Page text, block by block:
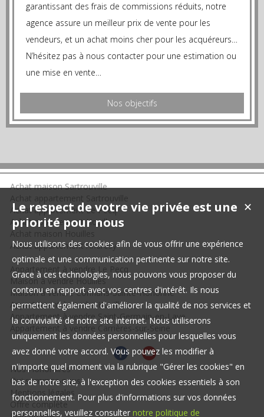
garantissant des frais de commissions réduits, notre
agence assure un meilleur prix de vente pour les
vendeurs, et un achat moins cher pour les acquéreurs…
N’hésitez pas à nous contacter pour une estimation ou
une mise en vente…
Nos objectifs
Achat maison Sartrouville
Achat appartement Le Pecq
Achat appartement Houilles
Achat maison Houilles
Achat appartement Andrésy
Appartement à vendre Le Pecq
Maison à vendre Houilles
Maison à vendre Conflans-Sainte-Honorine
Appartement à vendre Houilles
Appartement à vendre Saint-Germain-en-Laye
Nos Honoraires
Qui sommes-nous
Mentions légales
Offre complète
✕
Le respect de votre vie privée est une
priorité pour nous
Nous utilisons des cookies afin de vous offrir une expérience
optimale et une communication pertinente sur notre site.
Grace à ces technologies, nous pouvons vous proposer du
contenu en rapport avec vos centres d'intérêt. Ils nous
permettent également d'améliorer la qualité de nos services et
la convivialité de notre site internet. Nous utiliserons
uniquement les données personnelles pour lesquelles vous
avez donné votre accord. Vous pouvez les modifier à
n'importe quel moment via la rubrique "Gérer les cookies" en
bas de notre site, à l'exception des cookies essentiels à son
fonctionnement. Pour plus d'informations sur vos données
personnelles, veuillez consulter notre politique de